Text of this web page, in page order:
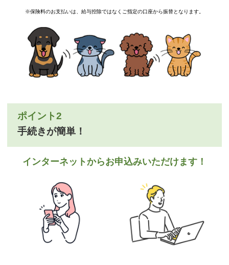
※保険料のお支払いは、給与控除ではなくご指定の口座から振替となります。
ポイント2
手続きが簡単！
インターネットからお申込みいただけます！